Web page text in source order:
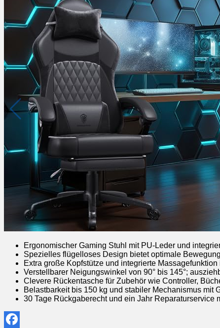
Ergonomischer Gaming Stuhl mit PU-Leder und
Spezielles flügelloses Design bietet optimale
Extra große Kopfstütze und integrierte
Verstellbarer Neigungswinkel von 90° bis 145°;
Clevere Rückentasche für Zubehör wie Controller,
Belastbarkeit bis 150 kg und stabiler Mechanismus mit
30 Tage Rückgaberecht und ein Jahr